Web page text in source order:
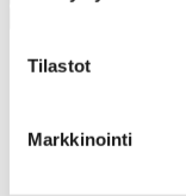
Tilastot
Markkinointi
Korkeus
Pohjan ulkosyvyys